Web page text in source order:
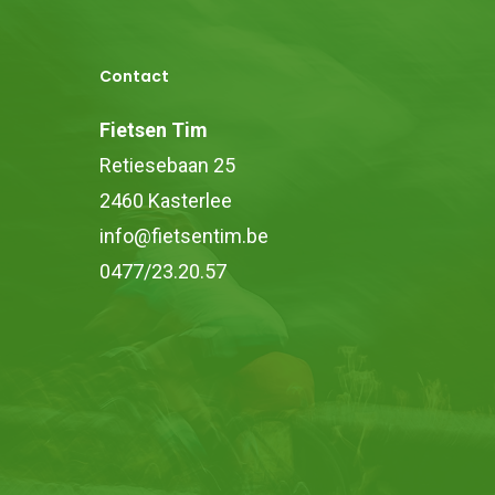
Contact
Fietsen Tim
Retiesebaan 25
2460 Kasterlee
info@fietsentim.be
0477/23.20.57